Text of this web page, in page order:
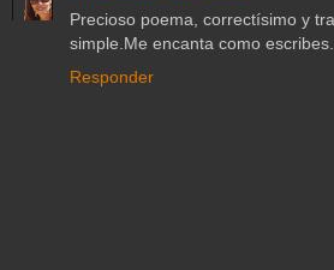
Precioso poema, correctísimo y
simple.Me encanta como
Responder